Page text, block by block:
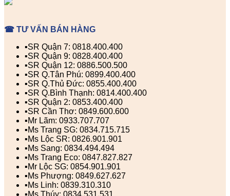
☎ TƯ VẤN BÁN HÀNG
▪️SR Quận 7: 0818.400.400
▪️SR Quận 9: 0828.400.400
▪️SR Quận 12: 0886.500.500
▪️SR Q.Tân Phú: 0899.400.400
▪️SR Q.Thủ Đức: 0855.400.400
▪️SR Q.Bình Thạnh: 0814.400.400
▪️SR Quận 2: 0853.400.400
▪️SR Cần Thơ: 0849.600.600
▪️Mr Lãm: 0933.707.707
▪️Ms Trang SG: 0834.715.715
▪️Ms Lộc SR: 0826.901.901
▪️Ms Sang: 0834.494.494
▪️Ms Trang Eco: 0847.827.827
▪️Mr Lộc SG: 0854.901.901
▪️Ms Phượng: 0849.627.627
▪️Ms Linh: 0839.310.310
▪️Ms Thúy: 0834.531.531